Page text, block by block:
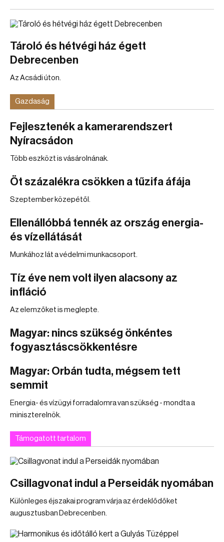
Tároló és hétvégi ház égett
Debrecenben
Az Acsádi úton.
Gazdaság
Fejlesztenék a kamerarendszert
Nyíracsádon
Több eszközt is vásárolnának.
Öt százalékra csökken a tűzifa áfája
Szeptember közepétől.
Ellenállóbbá tennék az ország energia-
és vízellátását
Munkához lát a védelmi munkacsoport.
Tíz éve nem volt ilyen alacsony az
infláció
Az elemzőket is meglepte.
Magyar: nincs szükség önkéntes
fogyasztáscsökkentésre
Magyar: Orbán tudta, mégsem tett
semmit
Energia- és vízügyi forradalomra van szükség - mondta a
miniszterelnök.
Támogatott tartalom
Csillagvonat indul a Perseidák nyomában
Különleges éjszakai program várja az érdeklődőket
augusztusban Debrecenben.